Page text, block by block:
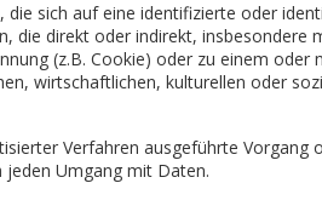
sich auf eine identifizierte oder
die direkt oder indirekt,
(z.B. Cookie) oder zu einem
wirtschaftlichen, kulturellen oder
Verfahren ausgeführte
Umgang mit Daten.